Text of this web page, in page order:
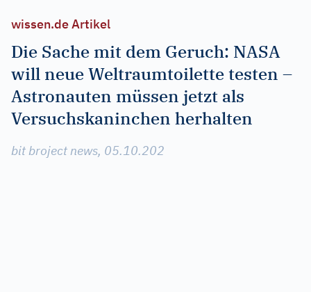
wissen.de Artikel
Die Sache mit dem Geruch: NASA
will neue Weltraumtoilette testen –
Astronauten müssen jetzt als
Versuchskaninchen herhalten
bit broject news, 05.10.202